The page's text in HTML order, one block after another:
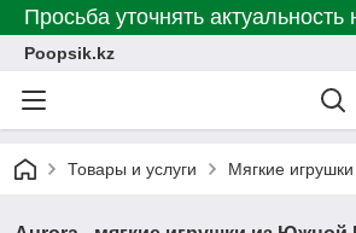
Просьба уточнять
Poopsik.kz
Товары и услуги Мягкие игрушки